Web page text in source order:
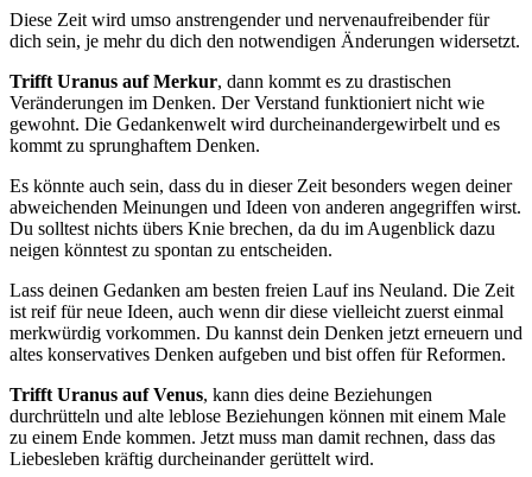
Diese Zeit wird umso anstrengender und nervenaufreibender für
dich sein, je mehr du dich den notwendigen Änderungen widersetzt.
Trifft Uranus auf Merkur, dann kommt es zu drastischen
Veränderungen im Denken. Der Verstand funktioniert nicht wie
gewohnt. Die Gedankenwelt wird durcheinandergewirbelt und es
kommt zu sprunghaftem Denken.
Es könnte auch sein, dass du in dieser Zeit besonders wegen deiner
abweichenden Meinungen und Ideen von anderen angegriffen wirst.
Du solltest nichts übers Knie brechen, da du im Augenblick dazu
neigen könntest zu spontan zu entscheiden.
Lass deinen Gedanken am besten freien Lauf ins Neuland. Die Zeit
ist reif für neue Ideen, auch wenn dir diese vielleicht zuerst einmal
merkwürdig vorkommen. Du kannst dein Denken jetzt erneuern und
altes konservatives Denken aufgeben und bist offen für Reformen.
Trifft Uranus auf Venus, kann dies deine Beziehungen
durchrütteln und alte leblose Beziehungen können mit einem Male
zu einem Ende kommen. Jetzt muss man damit rechnen, dass das
Liebesleben kräftig durcheinander gerüttelt wird.